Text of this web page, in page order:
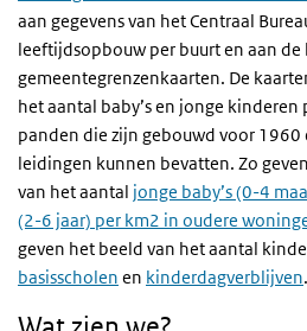
aan gegevens van het Centraal
leeftijdsopbouw per buurt en aan de
gemeentegrenzenkaarten. De
het aantal baby’s en jonge
panden die zijn gebouwd voor
leidingen kunnen bevatten. Zo
van het aantal jonge baby’s (0-4
(2-6 jaar) per km2 in oudere
geven het beeld van het aantal
basisscholen en kinderdagverblijven.